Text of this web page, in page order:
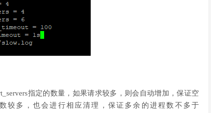
指定的数量，如果请求较多，则会自动增加，保证空
数较多，也会进行相应清理，保证多余的进程数不多于